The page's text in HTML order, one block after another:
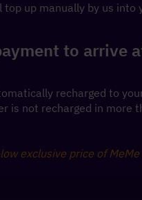
up manually by us into
to arrive
recharged to
is not recharged in more
exclusive price of MeMe